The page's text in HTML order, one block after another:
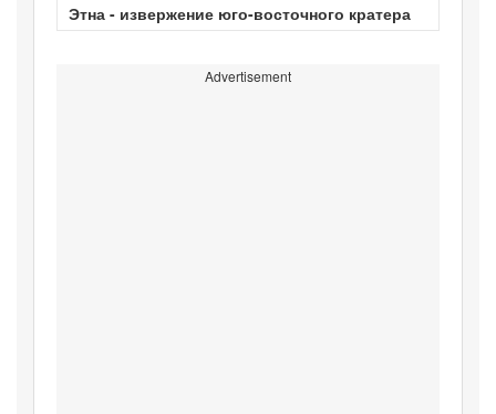
Этна - извержение юго-восточного кратера
Advertisement